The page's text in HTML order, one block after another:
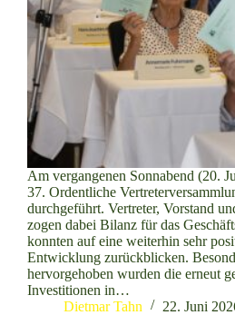
Am vergangenen Sonnabend (20.
37. Ordentliche
durchgeführt. Vertreter, Vorstand
zogen dabei Bilanz für das
konnten auf eine weiterhin sehr
Entwicklung zurückblicken.
hervorgehoben wurden die erneut
Investitionen in…
Dietmar Tahn
22. Juni